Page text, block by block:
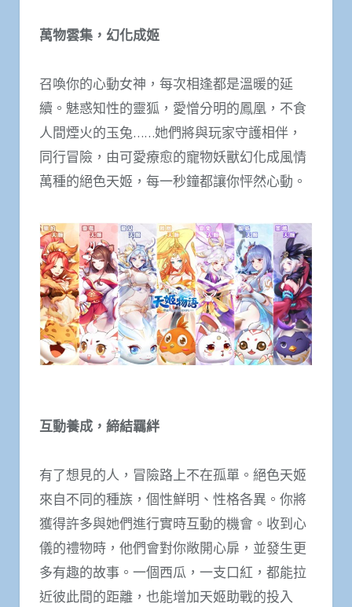
萬物雲集，幻化成姬
召喚你的心動女神，每次相逢都是溫暖的延
續。魅惑知性的靈狐，愛憎分明的鳳凰，不食
人間煙火的玉兔……她們將與玩家守護相伴，
同行冒險，由可愛療愈的寵物妖獸幻化成風情
萬種的絕色天姬，每一秒鐘都讓你怦然心動。
互動養成，締結羈絆
有了想見的人，冒險路上不在孤單。絕色天姬
來自不同的種族，個性鮮明、性格各異。你將
獲得許多與她們進行實時互動的機會。收到心
儀的禮物時，他們會對你敞開心扉，並發生更
多有趣的故事。一個西瓜，一支口紅，都能拉
近彼此間的距離，也能增加天姬助戰的投入